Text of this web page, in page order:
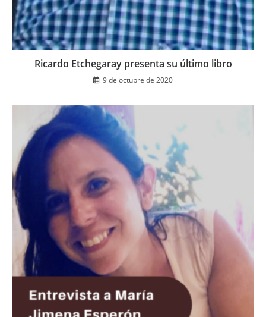
Ricardo Etchegaray presenta su último libro
9 de octubre de 2020